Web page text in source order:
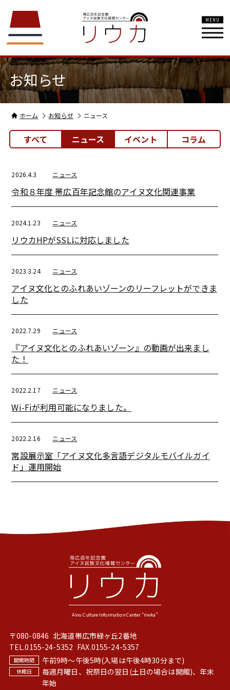
MENU
お知らせ
ホーム お知らせ ニュース
すべて ニュース イベント コラム
2026.4.3 ニュース
令和８年度 帯広百年記念館のアイヌ文化関連事業
2024.1.23 ニュース
リウカHPがSSLに対応しました
2023.3.24 ニュース
アイヌ文化とのふれあいゾーンのリーフレットができま
した
2022.7.29 ニュース
『アイヌ文化とのふれあいゾーン』の動画が出来まし
た！
2022.2.17 ニュース
Wi-Fiが利用可能になりました。
2022.2.16 ニュース
常設展示室「アイヌ文化多言語デジタルモバイルガイ
ド」運用開始
〒080-0846 北海道帯広市緑ヶ丘2番地
TEL.0155-24-5352 FAX.0155-24-5357
午前9時〜午後5時(入場は午後4時30分まで)
毎週月曜日、祝祭日の翌日(土日の場合は開館)、年末
年始